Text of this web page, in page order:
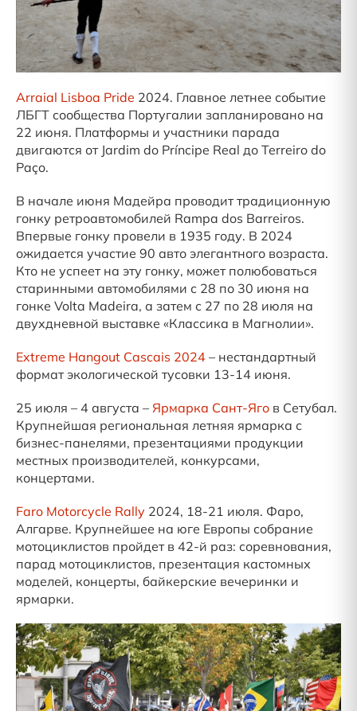
Arraial Lisboa Pride 2024. Главное летнее событие
ЛБГТ сообщества Португалии запланировано на
22 июня. Платформы и участники парада
двигаются от Jardim do Príncipe Real до Terreiro do
Paço.
В начале июня Мадейра проводит традиционную
гонку ретроавтомобилей Rampa dos Barreiros.
Впервые гонку провели в 1935 году. В 2024
ожидается участие 90 авто элегантного возраста.
Кто не успеет на эту гонку, может полюбоваться
старинными автомобилями с 28 по 30 июня на
гонке Volta Madeira, а затем с 27 по 28 июля на
двухдневной выставке «Классика в Магнолии».
Extreme Hangout Cascais 2024 – нестандартный
формат экологической тусовки 13-14 июня.
25 июля – 4 августа – Ярмарка Сант-Яго в Сетубал.
Крупнейшая региональная летняя ярмарка с
бизнес-панелями, презентациями продукции
местных производителей, конкурсами,
концертами.
Faro Motorcycle Rally 2024, 18-21 июля. Фаро,
Алгарве. Крупнейшее на юге Европы собрание
мотоциклистов пройдет в 42-й раз: соревнования,
парад мотоциклистов, презентация кастомных
моделей, концерты, байкерские вечеринки и
ярмарки.